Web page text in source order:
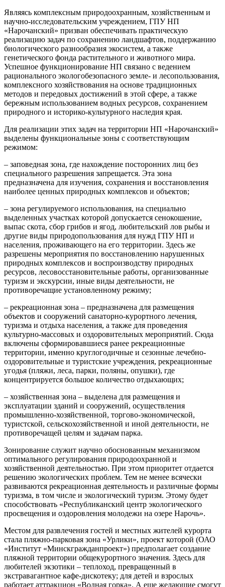
Являясь комплексным природоохранным, хозяйственным и
научно-исследовательским учреждением, ГПУ НП
«Нарочанский» призван обеспечивать практическую
реализацию задач по сохранению ландшафтов, поддержанию
биологического разнообразия экосистем, а также
генетического фонда растительного и животного мира.
Успешное функционирование НП связано с ведением
рационального экологобезопасного земле- и лесопользования,
комплексного хозяйствования на основе традиционных
методов и передовых достижений в этой сфере, а также
бережным использованием водных ресурсов, сохранением
природного и историко-культурного наследия края.
Для реализации этих задач на территории НП «Нарочанский»
выделены функциональные зоны с соответствующим
режимом:
– заповедная зона, где нахождение посторонних лиц без
специального разрешения запрещается. Эта зона
предназначена для изучения, сохранения и восстановления
наиболее ценных природных комплексов и объектов;
– зона регулируемого использования, на специально
выделенных участках которой допускается сенокошение,
выпас скота, сбор грибов и ягод, любительский лов рыбы и
другие виды природопользования для нужд ГПУ НП и
населения, проживающего на его территории. Здесь же
разрешены мероприятия по восстановлению нарушенных
природных комплексов и воспроизводству природных
ресурсов, лесовосстановительные работы, организованные
туризм и экскурсии, иные виды деятельности, не
противоречащие установленному режиму;
– рекреационная зона – предназначена для размещения
объектов и сооружений санаторно-курортного лечения,
туризма и отдыха населения, а также для проведения
культурно-массовых и оздоровительных мероприятий. Сюда
включены сформировавшиеся ранее рекреационные
территории, именно круглогодичные и сезонные лечебно-
оздоровительные и туристские учреждения, рекреационные
угодья (пляжи, леса, парки, поляны, опушки), где
концентрируется большое количество отдыхающих;
– хозяйственная зона – выделена для размещения и
эксплуатации зданий и сооружений, осуществления
промышленно-хозяйственной, торгово-экономической,
туристской, сельскохозяйственной и иной деятельности, не
противоречащей целям и задачам парка.
Зонирование служит научно обоснованным механизмом
оптимального регулирования природоохранной и
хозяйственной деятельностью. При этом приоритет отдается
решению экологических проблем. Тем не менее всячески
развиваются рекреационная деятельность и различные формы
туризма, в том числе и экологический туризм. Этому будет
способствовать «Республиканский центр экологического
просвещения и оздоровления молодежи на озере Нарочь».
Местом для развлечения гостей и местных жителей курорта
стала пляжно-парковая зона «Урлики», проект которой (ОАО
«Институт «Минскгражданпроект») предполагает создание
пляжной территории общекурортного значения. Здесь для
любителей экзотики – теплоход, превращенный в
экстравагантное кафе-дискотеку; для детей и взрослых
работает аттракцион «Водная горка». А еще желающие смогут